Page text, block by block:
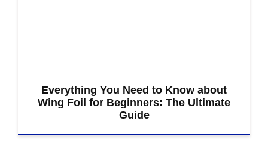
Everything You Need to Know about
Wing Foil for Beginners: The Ultimate
Guide